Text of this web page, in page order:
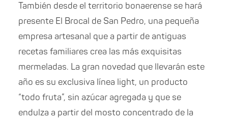
También desde el territorio bonaerense se hará
presente El Brocal de San Pedro, una pequeña
empresa artesanal que a partir de antiguas
recetas familiares crea las más exquisitas
mermeladas. La gran novedad que llevarán este
año es su exclusiva línea light, un producto
“todo fruta”, sin azúcar agregada y que se
endulza a partir del mosto concentrado de la